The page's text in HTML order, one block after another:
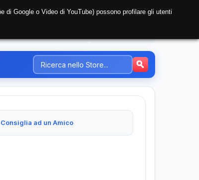
Consiglia ad un Amico
Google o Video di YouTube) possono profilare gli utenti